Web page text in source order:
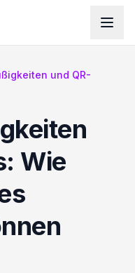
und QR-
Wie